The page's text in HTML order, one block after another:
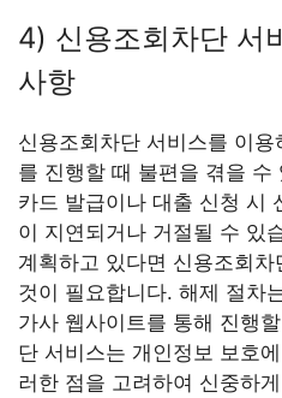
4) 신용조회차단 서
사항
신용조회차단 서비스를 이
를 진행할 때 불편을 겪을
카드 발급이나 대출 신청 시
이 지연되거나 거절될 수 있
계획하고 있다면 신용조회
것이 필요합니다. 해제 절차
가사 웹사이트를 통해 진행
단 서비스는 개인정보 보호
러한 점을 고려하여 신중하